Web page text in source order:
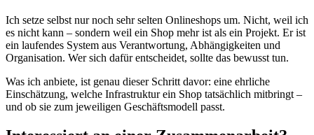
Ich setze selbst nur noch sehr selten Onlineshops um. Nicht, weil ich
es nicht kann – sondern weil ein Shop mehr ist als ein Projekt. Er ist
ein laufendes System aus Verantwortung, Abhängigkeiten und
Organisation. Wer sich dafür entscheidet, sollte das bewusst tun.
Was ich anbiete, ist genau dieser Schritt davor: eine ehrliche
Einschätzung, welche Infrastruktur ein Shop tatsächlich mitbringt –
und ob sie zum jeweiligen Geschäftsmodell passt.